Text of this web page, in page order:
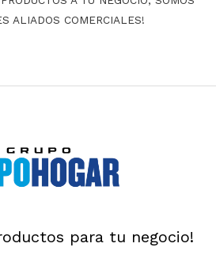
ALIADOS COMERCIALES!
para tu negocio!